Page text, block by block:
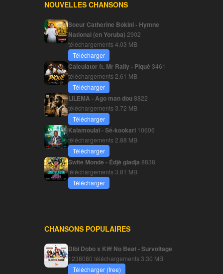
NOUVELLES CHANSONS
Soeur Catherine Bokini - Hymne
National (en Yoruba) 2902
téléchargements4.03 MB
Télécharger
Calculator ft. Mr Rally - Piqué 3461
téléchargements 2.61 MB
Télécharger
LILEMA - Ago man dou8822
téléchargements3.72 MB
Télécharger
Kalamoulaï - Sé-kookari 10606
téléchargements 2.88 MB
Télécharger
Swite Monde - Édjè gladja 8838
téléchargements3.81 MB
Télécharger
CHANSONS POPULAIRES
Dibi Dobo x Kiff No Beat - Survoltage
1238080 téléchargements3.30 MB
Télécharger (free)